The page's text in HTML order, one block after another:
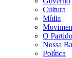
Cultura
Mídia
O Partido
Nossa
Política